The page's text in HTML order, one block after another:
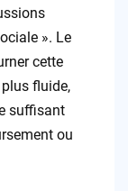
». Le
cette
fluide,
suffisant
ou